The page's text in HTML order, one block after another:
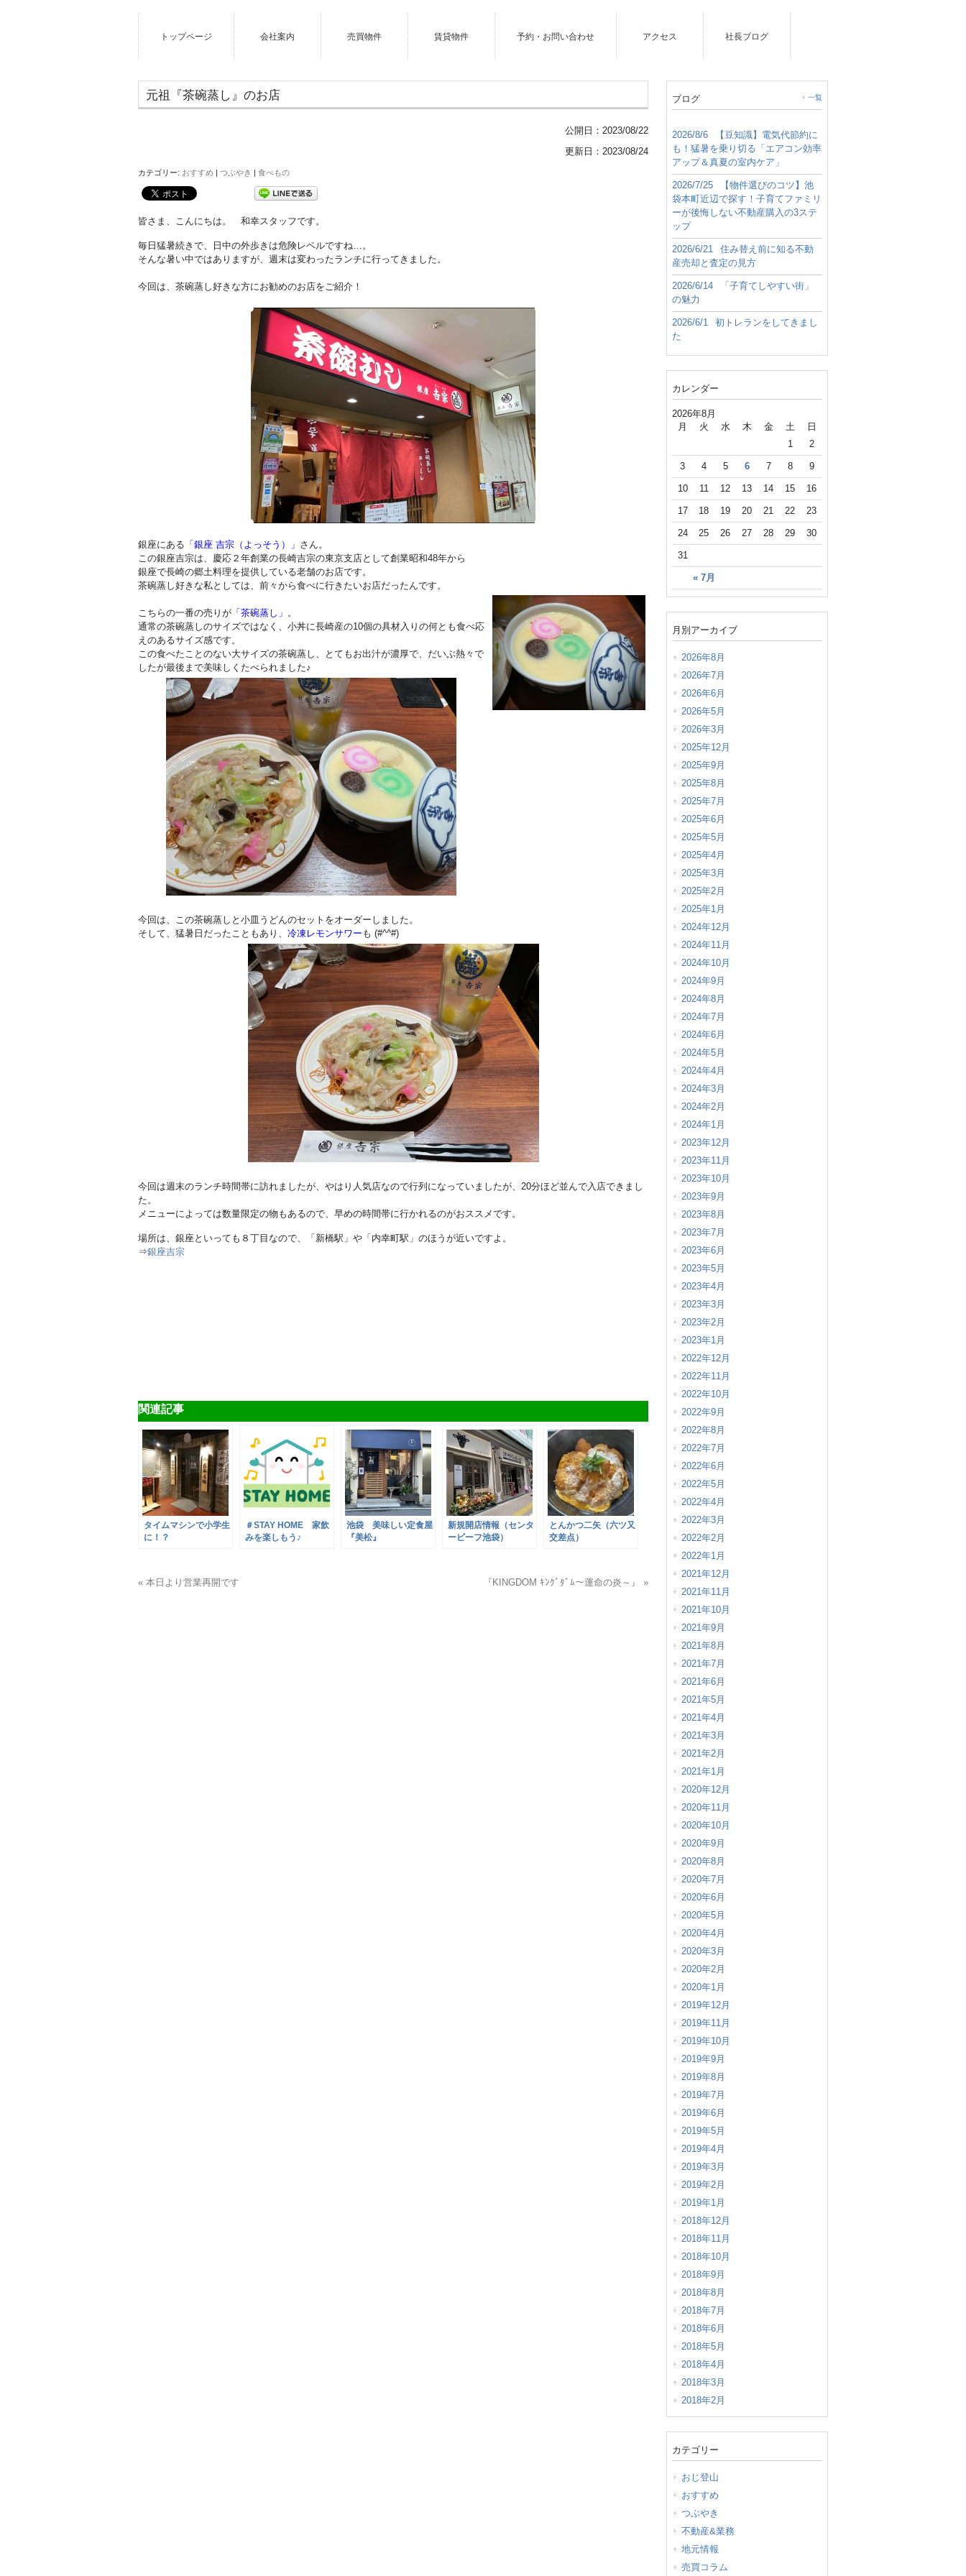
トップページ 会社案内 売買物件 賃貸物件 予約・お問い合わせ アクセス 社長ブログ
元祖『茶碗蒸し』のお店
公開日： 2023/08/22
更新日：2023/08/24
カテゴリー: おすすめ | つぶやき | 食べもの
皆さま、こんにちは。 和幸スタッフです。
毎日猛暑続きで、日中の外歩きは危険レベルですね…。
そんな暑い中ではありますが、週末は変わったランチに行ってきました。
今回は、茶碗蒸し好きな方にお勧めのお店をご紹介！
銀座にある 「銀座 吉宗（よっそう）」 さん。
この銀座吉宗は、慶応２年創業の長崎吉宗の東京支店として創業昭和48年から
銀座で長崎の郷土料理を提供している老舗のお店です。
茶碗蒸し好きな私としては、前々から食べに行きたいお店だったんです。
こちらの一番の売りが 「茶碗蒸し」 。
通常の茶碗蒸しのサイズではなく、小丼に長崎産の10個の具材入りの何とも食べ応
えのあるサイズ感です。
この食べたことのない大サイズの茶碗蒸し、とてもお出汁が濃厚で、だいぶ熱々で
したが最後まで美味しくたべられました♪
今回は、この茶碗蒸しと小皿うどんのセットをオーダーしました。
そして、猛暑日だったこともあり、 冷凍レモンサワー も (#^^#)
今回は週末のランチ時間帯に訪れましたが、やはり人気店なので行列になっていましたが、20分ほど並んで入店できまし
た。
メニューによっては数量限定の物もあるので、早めの時間帯に行かれるのがおススメです。
場所は、銀座といっても８丁目なので、「新橋駅」や「内幸町駅」のほうが近いですよ。
⇒銀座吉宗
関連記事
タイムマシンで小学生
に！？
＃STAY HOME 家飲
みを楽しもう♪
池袋 美味しい定食屋
『美松』
新規開店情報（センタ
ービーフ池袋）
とんかつ二矢（六ツ又
交差点）
« 本日より営業再開です 『KINGDOM ｷﾝｸﾞﾀﾞﾑ～運命の炎～』 »
ブログ 一覧
2026/8/6
【豆知識】電気代節約に
も！猛暑を乗り切る「エアコン効率
アップ＆真夏の室内ケア」
2026/7/25
【物件選びのコツ】池
袋本町近辺で探す！子育てファミリ
ーが後悔しない不動産購入の3ステ
ップ
2026/6/21
住み替え前に知る不動
産売却と査定の見方
2026/6/14
「子育てしやすい街」
の魅力
2026/6/1
初トレランをしてきまし
た
カレンダー
2026年8月
月 火 水 木 金 土 日
« 7月
1 2
3 4 5 6 7 8 9
10 11 12 13 14 15 16
17 18 19 20 21 22 23
24 25 26 27 28 29 30
31
月別アーカイブ
2026年8月
2026年7月
2026年6月
2026年5月
2026年3月
2025年12月
2025年9月
2025年8月
2025年7月
2025年6月
2025年5月
2025年4月
2025年3月
2025年2月
2025年1月
2024年12月
2024年11月
2024年10月
2024年9月
2024年8月
2024年7月
2024年6月
2024年5月
2024年4月
2024年3月
2024年2月
2024年1月
2023年12月
2023年11月
2023年10月
2023年9月
2023年8月
2023年7月
2023年6月
2023年5月
2023年4月
2023年3月
2023年2月
2023年1月
2022年12月
2022年11月
2022年10月
2022年9月
2022年8月
2022年7月
2022年6月
2022年5月
2022年4月
2022年3月
2022年2月
2022年1月
2021年12月
2021年11月
2021年10月
2021年9月
2021年8月
2021年7月
2021年6月
2021年5月
2021年4月
2021年3月
2021年2月
2021年1月
2020年12月
2020年11月
2020年10月
2020年9月
2020年8月
2020年7月
2020年6月
2020年5月
2020年4月
2020年3月
2020年2月
2020年1月
2019年12月
2019年11月
2019年10月
2019年9月
2019年8月
2019年7月
2019年6月
2019年5月
2019年4月
2019年3月
2019年2月
2019年1月
2018年12月
2018年11月
2018年10月
2018年9月
2018年8月
2018年7月
2018年6月
2018年5月
2018年4月
2018年3月
2018年2月
カテゴリー
おじ登山
おすすめ
つぶやき
不動産&業務
地元情報
売買コラム